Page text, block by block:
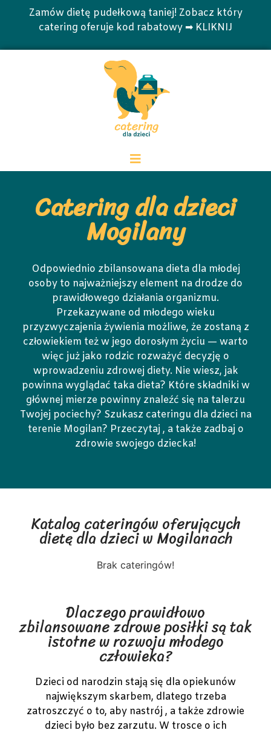
Zamów dietę pudełkową taniej! Zobacz który
catering oferuje kod rabatowy ➡ KLIKNIJ
Catering dla dzieci
Mogilany
Odpowiednio zbilansowana dieta dla młodej
osoby to najważniejszy element na drodze do
prawidłowego działania organizmu.
Przekazywane od młodego wieku
przyzwyczajenia żywienia możliwe, że zostaną z
człowiekiem też w jego dorosłym życiu — warto
więc już jako rodzic rozważyć decyzję o
wprowadzeniu zdrowej diety. Nie wiesz, jak
powinna wyglądać taka dieta? Które składniki w
głównej mierze powinny znaleźć się na talerzu
Twojej pociechy? Szukasz cateringu dla dzieci na
terenie Mogilan? Przeczytaj , a także zadbaj o
zdrowie swojego dziecka!
Katalog cateringów oferujących
dietę dla dzieci w Mogilanach
Brak cateringów!
Dlaczego prawidłowo
zbilansowane zdrowe posiłki są tak
istotne w rozwoju młodego
człowieka?
Dzieci od narodzin stają się dla opiekunów
największym skarbem, dlatego trzeba
zatroszczyć o to, aby nastrój , a także zdrowie
dzieci było bez zarzutu. W trosce o ich